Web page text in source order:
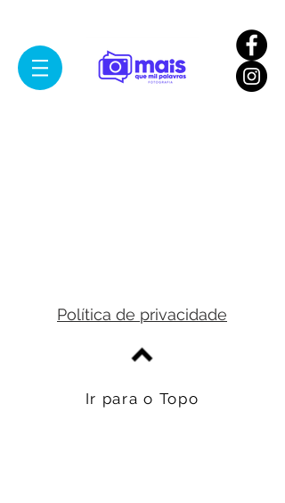
Política de privacidade
Ir para o Topo